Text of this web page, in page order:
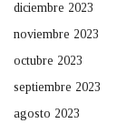
diciembre 2023
noviembre 2023
octubre 2023
septiembre 2023
agosto 2023